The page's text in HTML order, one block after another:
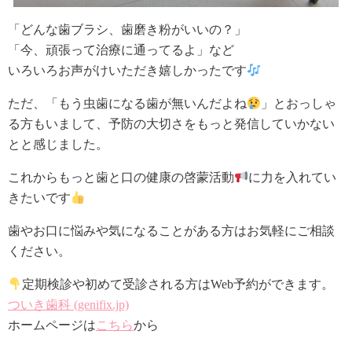
「どんな歯ブラシ、歯磨き粉がいいの？」
「今、頑張って治療に通ってるよ」など
いろいろお声がけいただき嬉しかったです
ただ、「もう虫歯になる歯が無いんだよね
」とおっしゃ
る方もいまして、予防の大切さをもっと発信していかない
とと感じました。
これからもっと歯と口の健康の啓蒙活動
に力を入れてい
きたいです
歯やお口に悩みや気になることがある方はお気軽にご相談
ください。
定期検診や初めて受診される方はWeb予約ができます。
ついき歯科 (genifix.jp)
ホームページはこちらから